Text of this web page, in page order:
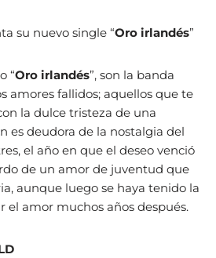
su nuevo single “Oro irlandés”
“Oro irlandés”, son la banda
amores fallidos; aquellos que te
la dulce tristeza de una
es deudora de la nostalgia del
el año en que el deseo venció
de un amor de juventud que
aunque luego se haya tenido la
el amor muchos años después.